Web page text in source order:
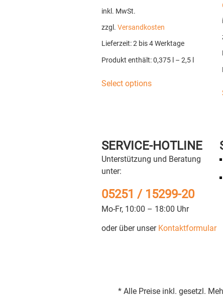
inkl. MwSt.
zzgl. Versandkosten
Lieferzeit:2 bis 4 Werktage
Produkt enthält: 0,375 – 2,5
Select options
SERVICE-HOTLINE
Unterstützung und Beratung
unter:
05251 / 15299-20
Mo-Fr, 10:00 – 18:00 Uhr
oder über unser Kontaktformular
* Alle Preise inkl. gesetzl.